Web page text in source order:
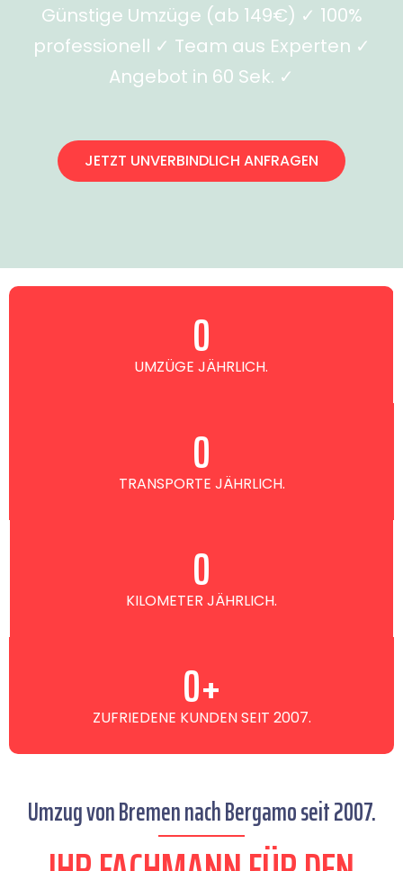
Günstige Umzüge (ab 149€) ✓ 100%
professionell ✓ Team aus Experten ✓
Angebot in 60 Sek. ✓
JETZT UNVERBINDLICH ANFRAGEN
UMZÜGE JÄHRLICH.
0
TRANSPORTE JÄHRLICH.
0
KILOMETER JÄHRLICH.
0
ZUFRIEDENE KUNDEN SEIT 2007.
0+
Umzug von Bremen nach Bergamo seit 2007.